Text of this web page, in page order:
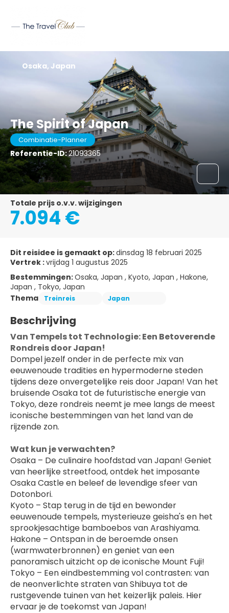
The Spirit of Japan
Combinatie-Planner
Referentie-ID:21093365
Osaka, Japan
Totale prijs o.v.v. wijzigingen
7.094 €
Dit reisidee is gemaakt op:dinsdag 18 februari 2025
Vertrek :vrijdag 1 augustus 2025
Bestemmingen:Osaka, Japan , Kyoto, Japan , Hakone,
Japan , Tokyo, Japan
Thema
Treinreis Japan
Beschrijving
Van Tempels tot Technologie: Een Betoverende
Rondreis door Japan!
Dompel jezelf onder in de perfecte mix van
eeuwenoude tradities en hypermoderne steden
tijdens deze onvergetelijke reis door Japan! Van het
bruisende Osaka tot de futuristische energie van
Tokyo, deze rondreis neemt je mee langs de meest
iconische bestemmingen van het land van de
rijzende zon.
Wat kun je verwachten?
Osaka – De culinaire hoofdstad van Japan! Geniet
van heerlijke streetfood, ontdek het imposante
Osaka Castle en beleef de levendige sfeer van
Dotonbori.
Kyoto – Stap terug in de tijd en bewonder
eeuwenoude tempels, mysterieuze geisha's en het
sprookjesachtige bamboebos van Arashiyama.
Hakone – Ontspan in de beroemde onsen
(warmwaterbronnen) en geniet van een
panoramisch uitzicht op de iconische Mount Fuji!
Tokyo – Een eindbestemming vol contrasten: van
de neonverlichte straten van Shibuya tot de
rustgevende tuinen van het keizerlijk paleis. Hier
ervaar je de toekomst van Japan!